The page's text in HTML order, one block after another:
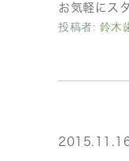
お気軽にス
投稿者: 鈴木